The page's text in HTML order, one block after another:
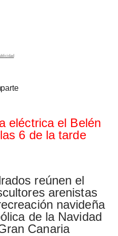
eléctrica el Belén
6 de la tarde
reúnen el
arenistas
navideña
de la Navidad
Canaria